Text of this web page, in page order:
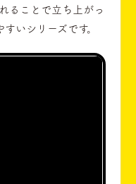
ることで立ち上がっ
いシリーズです。